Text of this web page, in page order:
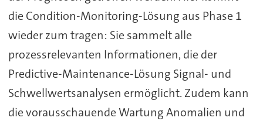
die Condition-Monitoring-Lösung aus Phase 1
wieder zum tragen: Sie sammelt alle
prozessrelevanten Informationen, die der
Predictive-Maintenance-Lösung Signal- und
Schwellwertsanalysen ermöglicht. Zudem kann
die vorausschauende Wartung Anomalien und